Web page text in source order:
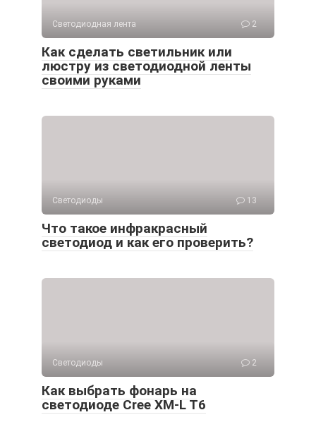
Светодиодная лента 2
Как сделать светильник или
люстру из светодиодной ленты
своими руками
Светодиоды 13
Что такое инфракрасный
светодиод и как его проверить?
Светодиоды 2
Как выбрать фонарь на
светодиоде Cree XM-L T6